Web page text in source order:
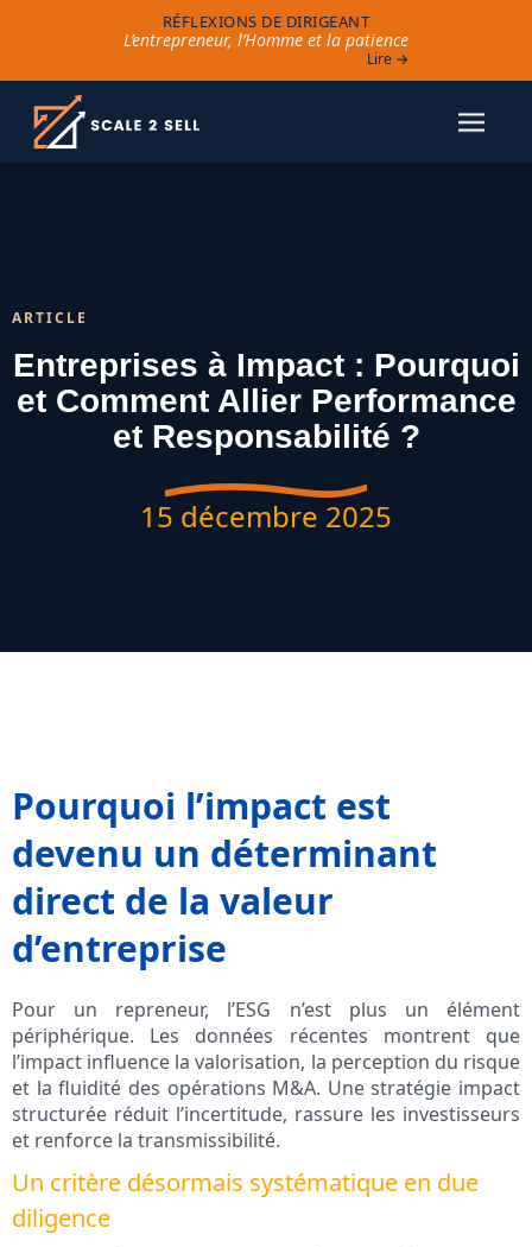
RÉFLEXIONS DE DIRIGEANT
L’entrepreneur, l’Homme et la patience
Lire →
ARTICLE
Entreprises à Impact : Pourquoi
et Comment Allier Performance
et Responsabilité ?
15 décembre 2025
Pourquoi l’impact est
devenu un déterminant
direct de la valeur
d’entreprise
Pour un repreneur, l’ESG n’est plus un élément
périphérique. Les données récentes montrent que
l’impact influence la valorisation, la perception du risque
et la fluidité des opérations M&A. Une stratégie impact
structurée réduit l’incertitude, rassure les investisseurs
et renforce la transmissibilité.
Un critère désormais systématique en due
diligence